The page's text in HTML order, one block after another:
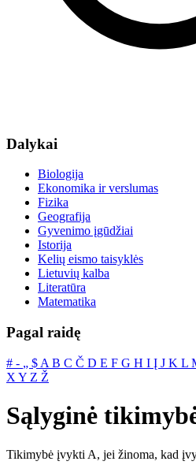
Dalykai
Biologija
Ekonomika ir verslumas
Fizika
Geografija
Gyvenimo įgūdžiai
Istorija
Kelių eismo taisyklės
Lietuvių kalba
Literatūra
Matematika
Pagal raidę
# ‐ „ $ A B C Č D E F G H I Į J K L
X Y Z Ž
Sąlyginė
Tikimybė įvykti A, jei žinoma, kad